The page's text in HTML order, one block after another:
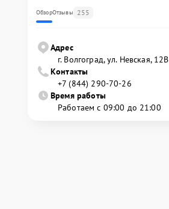
ОбзорОтзывы 255
Адрес
г. Волгоград, ул. Невская, 12В
Контакты
+7 (844) 290-70-26
Время работы
Работаем с 09:00 до 21:00